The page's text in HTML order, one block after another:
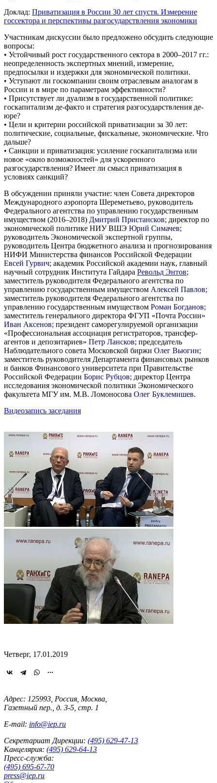
Доклад: Приватизация в России 30 лет спустя. Измерение
госсектора и перспективы разгосударствления экономики
Участникам дискуссии было предложено обсудить следующие
вопросы:
• Устойчивый рост государственного сектора в 2000–2017 гг.:
неопределенность экспертных мнений, измерение,
предпосылки и издержки для экономической политики.
• Уступают ли госкомпании своим отраслевым аналогам в
России и в мире по параметрам эффективности?
• Присутствует ли дуализм в государственной политике:
госкапитализм де-факто и стратегия разгосударствления де-
юре?
• Цели и критерии российской приватизации за 30 лет:
политические, социальные, фискальные, экономические. Что
дальше?
• Санкции и приватизация: усиление госкапитализма или
новое «окно возможностей» для ускоренного
разгосударствления? Имеет ли смысл приватизация в
условиях санкций?
В обсуждении приняли участие: член Совета директоров
Международного аэропорта Шереметьево, руководитель
Федерального агентства по управлению государственным
имуществом (2016–2018) Дмитрий Пристансков; директор по
экономической политике НИУ ВШЭ Юрий Симачев;
руководитель Экономической экспертной группы,
руководитель Центра бюджетного анализа и прогнозирования
НИФИ Министерства финансов Российской Федерации
Евсей Гурвич; академик Российской академии наук, главный
научный сотрудник Института Гайдара Револьд Энтов;
заместитель руководителя Федерального агентства по
управлению государственным имуществом Алексей Павлов;
заместитель руководителя Федерального агентства по
управлению государственным имуществом Роман Богданов;
заместитель генерального директора ФГУП «Почта России»
Иван Аксенов; президент саморегулируемой организации
«Профессиональная ассоциация регистраторов, трансфер-
агентов и депозитариев» Петр Лансков; председатель
Наблюдательного совета Московской биржи Олег Вьюгин;
заместитель руководителя Департамента финансовых рынков
и банков Финансового университета при Правительстве
Российской Федерации Борис Рубцов; директор Центра
исследования экономической политики Экономического
факультета МГУ им. М.В. Ломоносова Олег Буклемишев.
Видеозапись заседания
Четверг, 17.01.2019
Адрес: 125993, Россия, Москва,
Газетный пер., д. 3-5, стр. 1
E-mail: info@iep.ru
Секретариат Дирекции: (495) 629-47-13
Канцелярия: (495) 629-64-13
Пресс-служба:
(495) 695-67-70
press@iep.ru